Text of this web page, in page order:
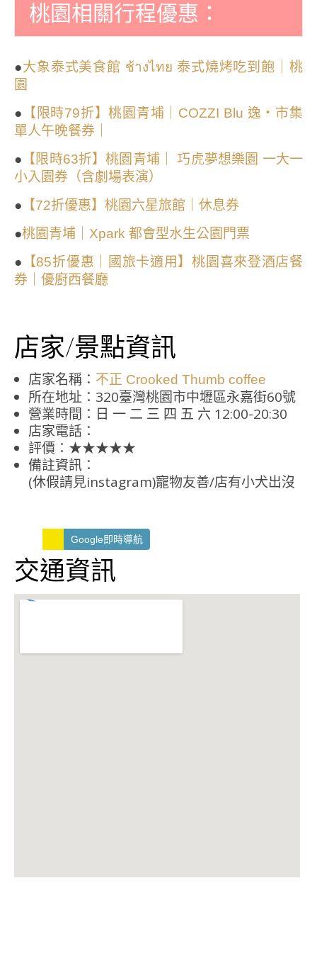
桃園相關行程優惠：
●大象泰式美食館 ช้างไทย 泰式燒烤吃到飽｜桃
園
● 【限時79折】桃園青埔｜COZZI Blu 逸・市集
單人午晚餐券｜
● 【限時63折】桃園青埔｜ 巧虎夢想樂園 一大一
小入園券（含劇場表演）
● 【72折優惠】桃園六星旅館｜休息券
●桃園青埔｜Xpark 都會型水生公園門票
● 【85折優惠｜國旅卡適用】桃園喜來登酒店餐
券｜優廚西餐廳
店家/景點資訊
店家名稱： 不正 Crooked Thumb coffee
所在地址：320臺灣桃園市中壢區永嘉街60號
營業時間：日 一 二 三 四 五 六 12:00-20:30
店家電話：
評價：★★★★★
備註資訊：
(休假請見instagram)寵物友善/店有小犬出沒
Google即時導航
交通資訊